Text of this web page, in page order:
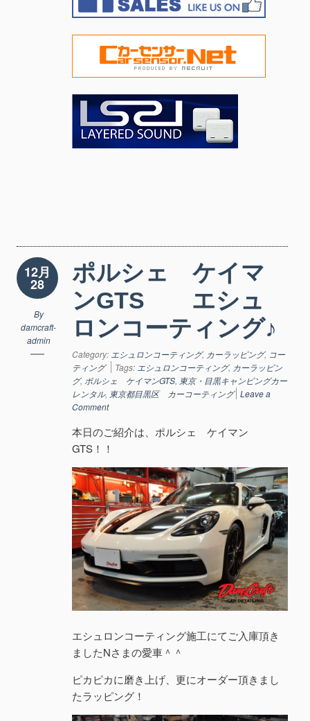
12月
28
By
damcraft-
admin
ポルシェ ケイマ
ンGTS エシュ
ロンコーティング♪
Category: エシュロンコーティング, カーラッピング, コー
ティング
Tags: エシュロンコーティング, カーラッピン
グ, ポルシェ ケイマンGTS, 東京・目黒キャンピングカー
レンタル, 東京都目黒区 カーコーティング Leave a
Comment
本日のご紹介は、ポルシェ ケイマン
GTS！！
エシュロンコーティング施工にてご入庫頂き
ましたNさまの愛車＾＾
ピカピカに磨き上げ、更にオーダー頂きまし
たラッピング！